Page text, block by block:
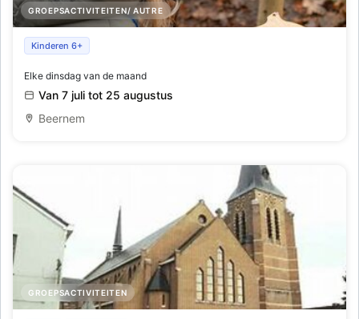
GROEPSACTIVITEITEN/ AUTRE
Escapegame: missie Bulskampveld
Kinderen 6+
Elke dinsdag van de maand
Van 7 juli tot 25 augustus
Beernem
GROEPSACTIVITEITEN